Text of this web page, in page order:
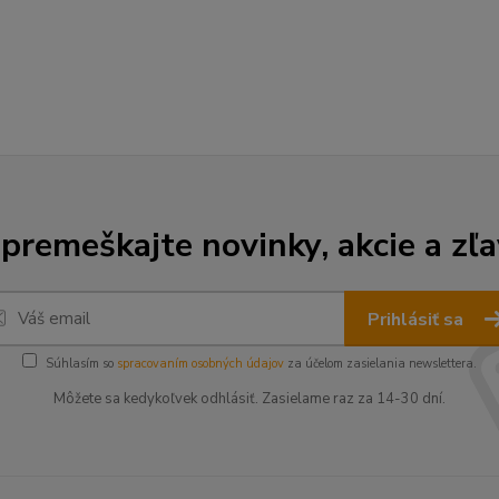
novinky, akcie a
Prihlásiť sa
Súhlasím so spracovaním osobných údajov za účelom zasielania newslettera.
Môžete sa kedykoľvek odhlásiť. Zasielame raz za 14-30 dní.